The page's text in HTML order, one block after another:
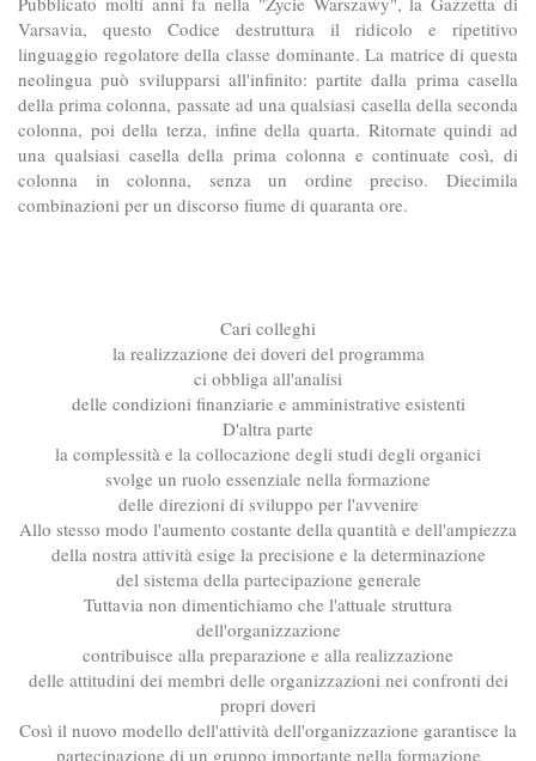
Varsavia, questo Codice destruttura il ridicolo e ripetitivo
linguaggio regolatore della classe dominante. La matrice di questa
neolingua può svilupparsi all'infinito: partite dalla prima casella
della prima colonna, passate ad una qualsiasi casella della seconda
colonna, poi della terza, infine della quarta. Ritornate quindi ad
una qualsiasi casella della prima colonna e continuate così, di
colonna in colonna, senza un ordine preciso. Diecimila
combinazioni per un discorso fiume di quaranta ore.
Cari colleghi
la realizzazione dei doveri del programma
ci obbliga all'analisi
delle condizioni finanziarie e amministrative esistenti
D'altra parte
la complessità e la collocazione degli studi degli organici
svolge un ruolo essenziale nella formazione
delle direzioni di sviluppo per l'avvenire
Allo stesso modo l'aumento costante della quantità e dell'ampiezza
della nostra attività esige la precisione e la determinazione
del sistema della partecipazione generale
Tuttavia non dimentichiamo che l'attuale struttura
dell'organizzazione
contribuisce alla preparazione e alla realizzazione
delle attitudini dei membri delle organizzazioni nei confronti dei
propri doveri
Così il nuovo modello dell'attività dell'organizzazione garantisce la
partecipazione di un gruppo importante nella formazione